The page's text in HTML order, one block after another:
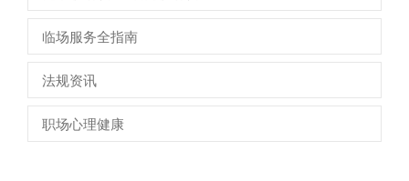
临场服务全指南
法规资讯
职场心理健康